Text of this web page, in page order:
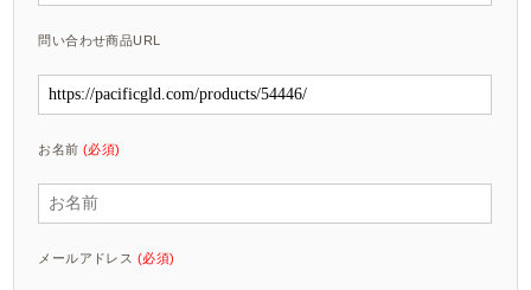
問い合わせ商品URL
お名前 (必須)
メールアドレス (必須)